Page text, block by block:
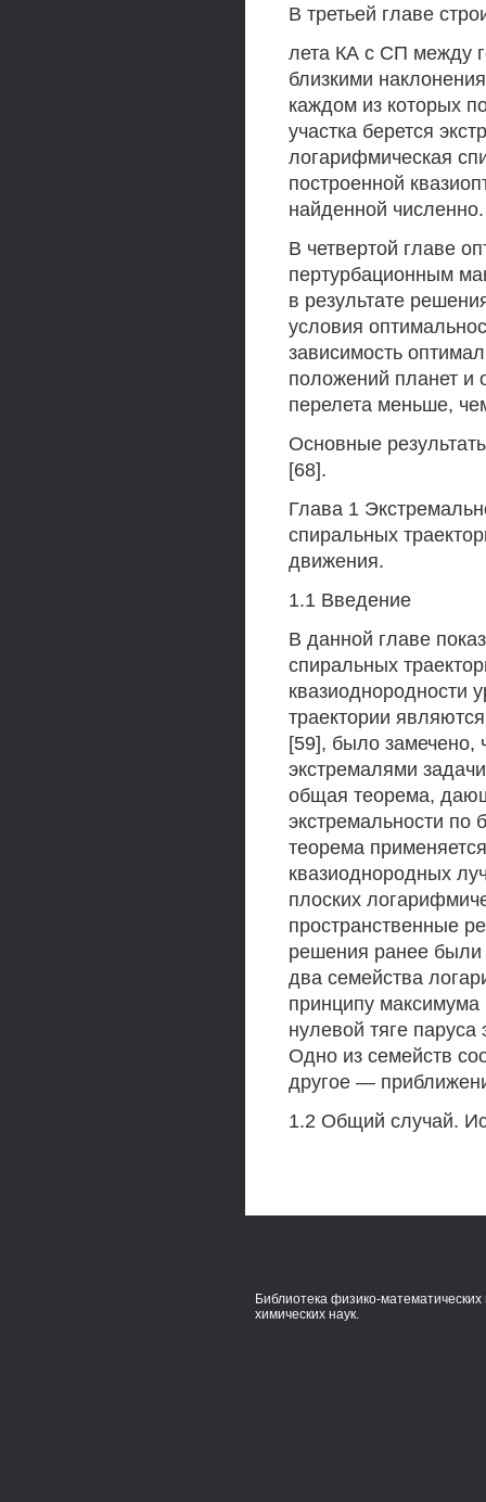
В третьей главе
лета КА с СП между
близкими
каждом из которых
участка берется
логарифмическая
построенной
найденной численно.
В четвертой главе
пертурбационным
в результате
условия
зависимость
положений планет и
перелета меньше,
Основные
[68].
Глава 1
спиральных
движения.
1.1 Введение
В данной главе
спиральных
квазиоднородности
траектории
[59], было замечено,
экстремалями
общая теорема,
экстремальности по
теорема
квазиоднородных
плоских
пространственные
решения ранее были
два семейства
принципу
нулевой тяге
Одно из семейств
другое —
1.2 Общий случай.
Библиотека физико-математических
химических наук.